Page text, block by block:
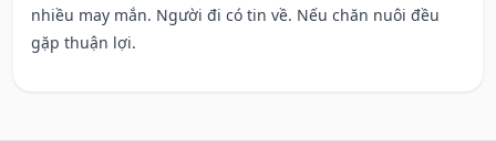
nhiều may mắn. Người đi có tin về. Nếu chăn nuôi đều
gặp thuận lợi.